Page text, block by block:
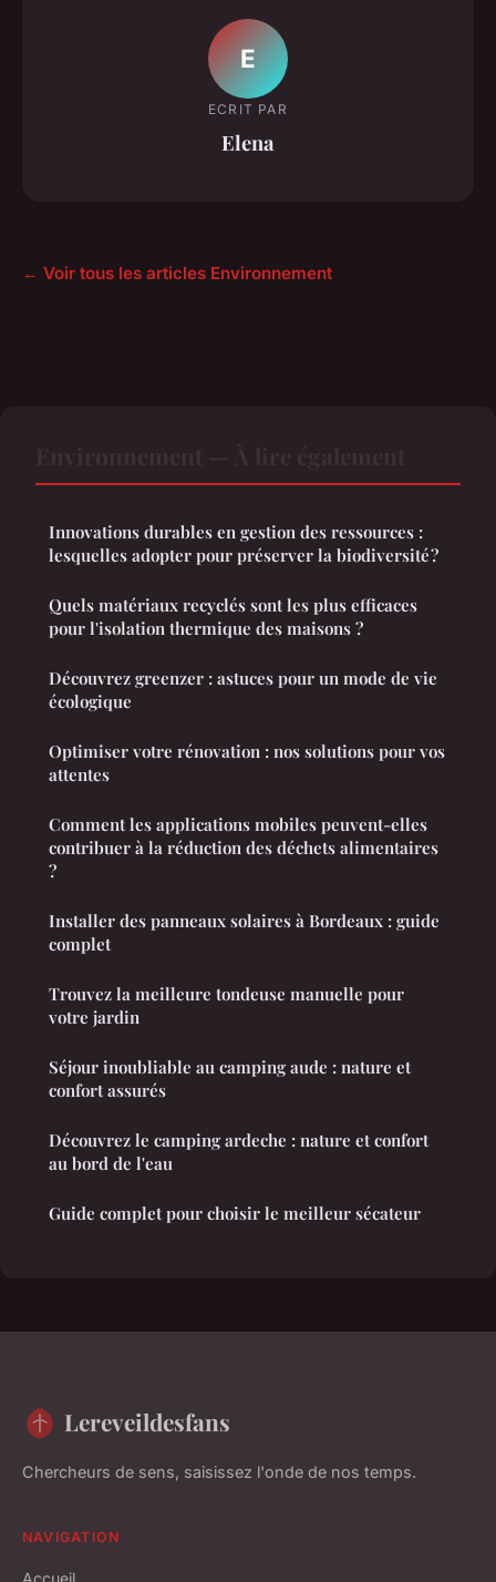
E
ECRIT PAR
Elena
← Voir tous les articles Environnement
Innovations durables en gestion des ressources :
lesquelles adopter pour préserver la biodiversité ?
Quels matériaux recyclés sont les plus efficaces
pour l'isolation thermique des maisons ?
Découvrez greenzer : astuces pour un mode de vie
écologique
Optimiser votre rénovation : nos solutions pour vos
attentes
Comment les applications mobiles peuvent-elles
contribuer à la réduction des déchets alimentaires
?
Installer des panneaux solaires à Bordeaux : guide
complet
Trouvez la meilleure tondeuse manuelle pour
votre jardin
Séjour inoubliable au camping aude : nature et
confort assurés
Découvrez le camping ardeche : nature et confort
au bord de l'eau
Guide complet pour choisir le meilleur sécateur
Lereveildesfans
Chercheurs de sens, saisissez l'onde de nos temps.
NAVIGATION